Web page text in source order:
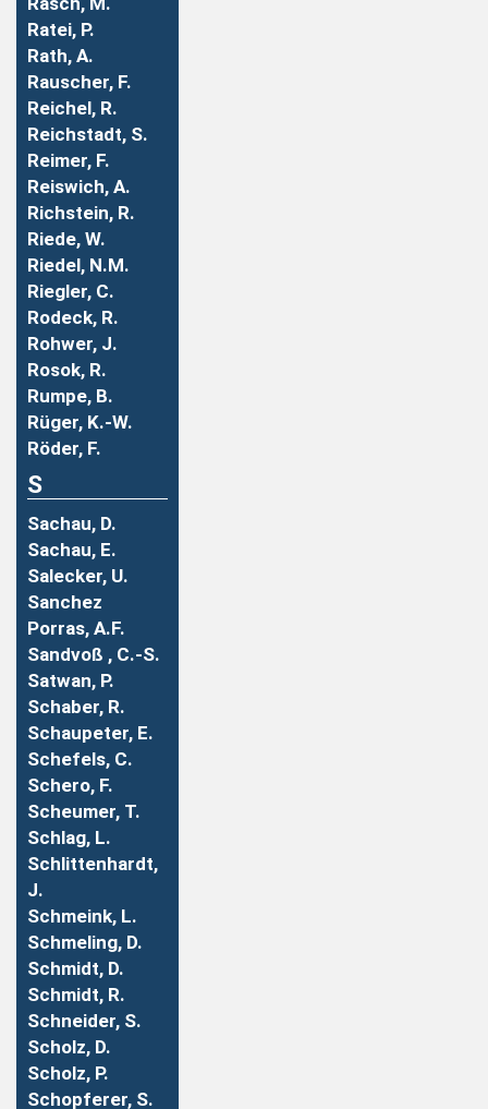
Ratei, P.
Rath, A.
Rauscher, F.
Reichel, R.
Reichstadt, S.
Reimer, F.
Reiswich, A.
Richstein, R.
Riede, W.
Riedel, N.M.
Riegler, C.
Rodeck, R.
Rohwer, J.
Rosok, R.
Rumpe, B.
Rüger, K.-W.
Röder, F.
S
Sachau, D.
Sachau, E.
Salecker, U.
Sanchez
Porras, A.F.
Sandvoß , C.-S.
Satwan, P.
Schaber, R.
Schaupeter, E.
Schefels, C.
Schero, F.
Scheumer, T.
Schlag, L.
Schlittenhardt,
J.
Schmeink, L.
Schmeling, D.
Schmidt, D.
Schmidt, R.
Schneider, S.
Scholz, D.
Scholz, P.
Schopferer, S.